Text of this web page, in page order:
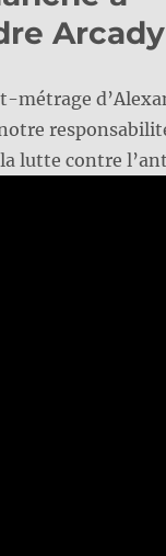
Arcady
métrage
lutte contre